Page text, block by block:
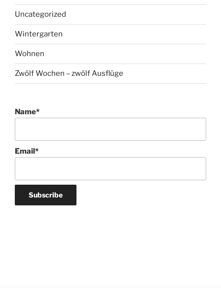
Uncategorized
Wintergarten
Wohnen
Zwölf Wochen – zwölf Ausflüge
Name*
Email*